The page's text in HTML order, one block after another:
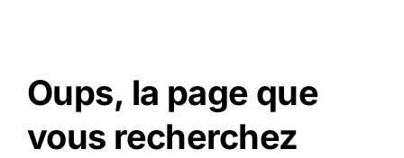
Oups, la page que
vous recherchez